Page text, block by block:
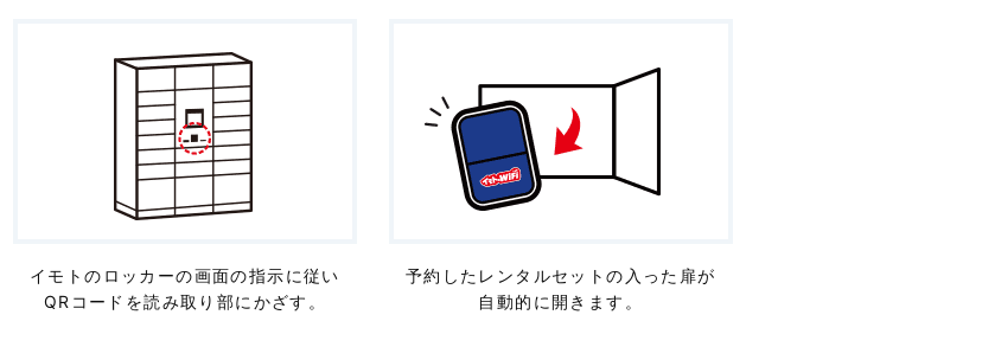
イモトのロッカーの画面の指示に従い
QRコードを読み取り部にかざす。
予約したレンタルセットの入った扉が
自動的に開きます。